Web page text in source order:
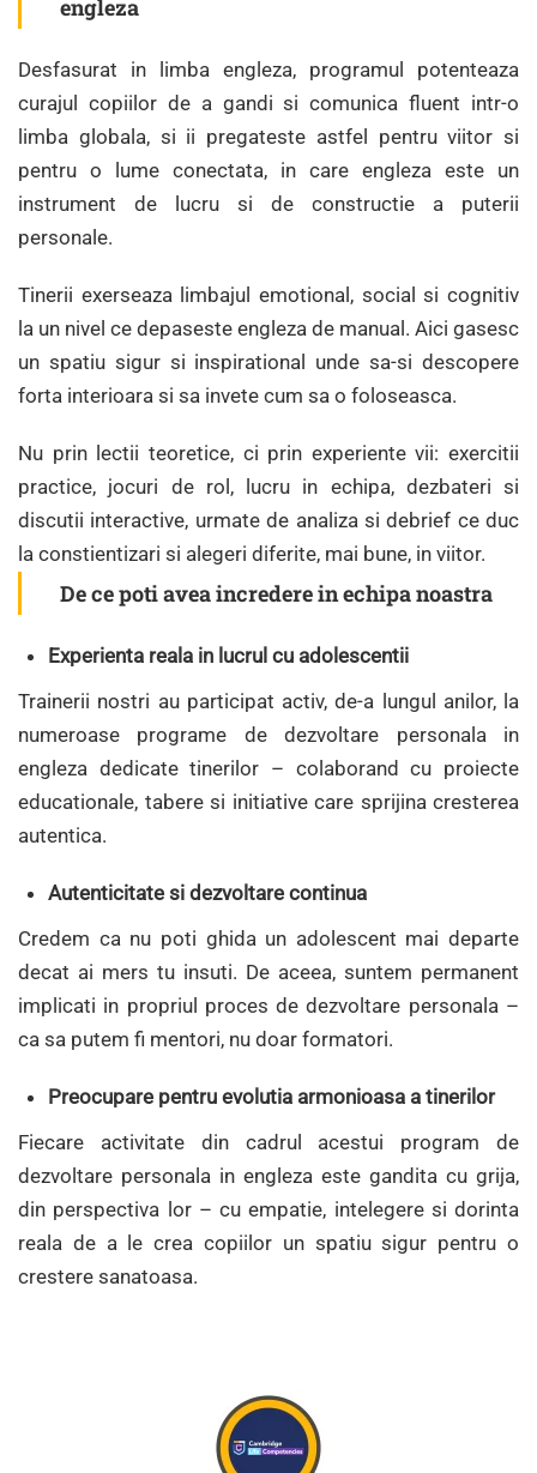
engleza
Desfasurat in limba engleza, programul potenteaza
curajul copiilor de a gandi si comunica fluent intr-o
limba globala, si ii pregateste astfel pentru viitor si
pentru o lume conectata, in care engleza este un
instrument de lucru si de constructie a puterii
personale.
Tinerii exerseaza limbajul emotional, social si cognitiv
la un nivel ce depaseste engleza de manual. Aici gasesc
un spatiu sigur si inspirational unde sa-si descopere
forta interioara si sa invete cum sa o foloseasca.
Nu prin lectii teoretice, ci prin experiente vii: exercitii
practice, jocuri de rol, lucru in echipa, dezbateri si
discutii interactive, urmate de analiza si debrief ce duc
la constientizari si alegeri diferite, mai bune, in viitor.
De ce poti avea incredere in echipa noastra
Experienta reala in lucrul cu adolescentii
Trainerii nostri au participat activ, de-a lungul anilor, la
numeroase programe de dezvoltare personala in
engleza dedicate tinerilor – colaborand cu proiecte
educationale, tabere si initiative care sprijina cresterea
autentica.
Autenticitate si dezvoltare continua
Credem ca nu poti ghida un adolescent mai departe
decat ai mers tu insuti. De aceea, suntem permanent
implicati in propriul proces de dezvoltare personala –
ca sa putem fi mentori, nu doar formatori.
Preocupare pentru evolutia armonioasa a tinerilor
Fiecare activitate din cadrul acestui program de
dezvoltare personala in engleza este gandita cu grija,
din perspectiva lor – cu empatie, intelegere si dorinta
reala de a le crea copiilor un spatiu sigur pentru o
crestere sanatoasa.